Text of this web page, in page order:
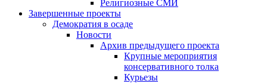
Религиозные СМИ
Завершенные проекты
Демократия в осаде
Новости
Архив предыдущего проекта
Крупные мероприятия
консервативного толка
Курьезы